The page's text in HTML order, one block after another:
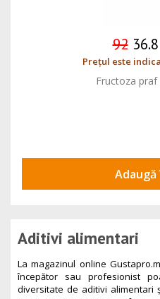
92
Prețul este
Fructoza praf
Adaugă
Aditivi alimentari
La magazinul online
începător sau profesionist
diversitate de aditivi alimentari